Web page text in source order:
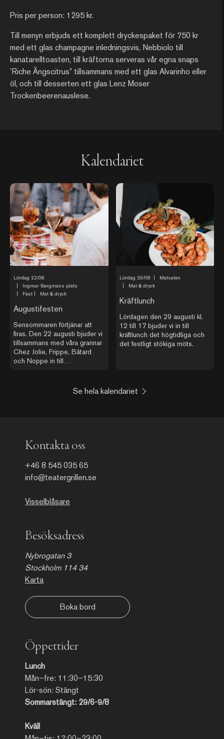
Pris per person: 1295 kr.
Till menyn erbjuds ett komplett dryckespaket för 750 kr
med ett glas champagne inledningsvis, Nebbiolo till
kanatarelltoasten, till kräftorna serveras vår egna snaps
’Riche Ängscitrus” tillsammans med ett glas Alvarinho eller
öl, och till desserten ett glas Lenz Moser
Trockenbeerenauslese.
Kalendariet
Lördag 22/08
Ingmar Bergmans plats
Fest Mat & dryck
Augustifesten
Sensommaren förtjänar att
firas. Den 22 augusti bjuder vi
tillsammans med våra grannar
Chez Jolie, Frippe, Bâtard
och Noppe in till
restaurangerna förvandlas till
Lördag 29/08
Matsalen
Mat & dryck
Kräftlunch
Lördagen den 29 augusti kl.
12 till 17 bjuder vi in till
kräftlunch det högtidliga och
det festligt stökiga möts.
Se hela kalendariet
Öppettider
Lunch
Mån–fre: 11:30–15:30
Lör-sön: Stängt
Sommarstängt: 29/6-9/8
Kväll
Kontakta oss
+46 8 545 035 65
info@teatergrillen.se
Visselblåsare
Besöksadress
Nybrogatan 3
Stockholm 114 34
Karta
Boka bord